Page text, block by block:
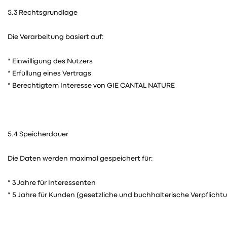
5.3 Rechtsgrundlage
Die Verarbeitung basiert auf:
* Einwilligung des Nutzers
* Erfüllung eines Vertrags
* Berechtigtem Interesse von GIE CANTAL NATURE
5.4 Speicherdauer
Die Daten werden maximal gespeichert für:
* 3 Jahre für Interessenten
* 5 Jahre für Kunden (gesetzliche und buchhalterische